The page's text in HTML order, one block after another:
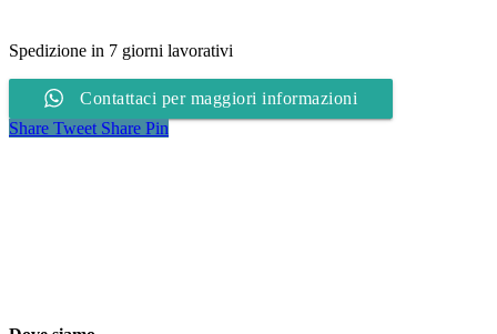
Spedizione in 7 giorni lavorativi
Contattaci per maggiori informazioni
Share Tweet Share Pin